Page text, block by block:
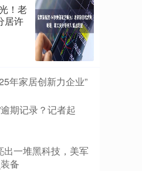
！老
居许
年家居创新力企业”
期记录？记者起
一堆黑科技，美军
备